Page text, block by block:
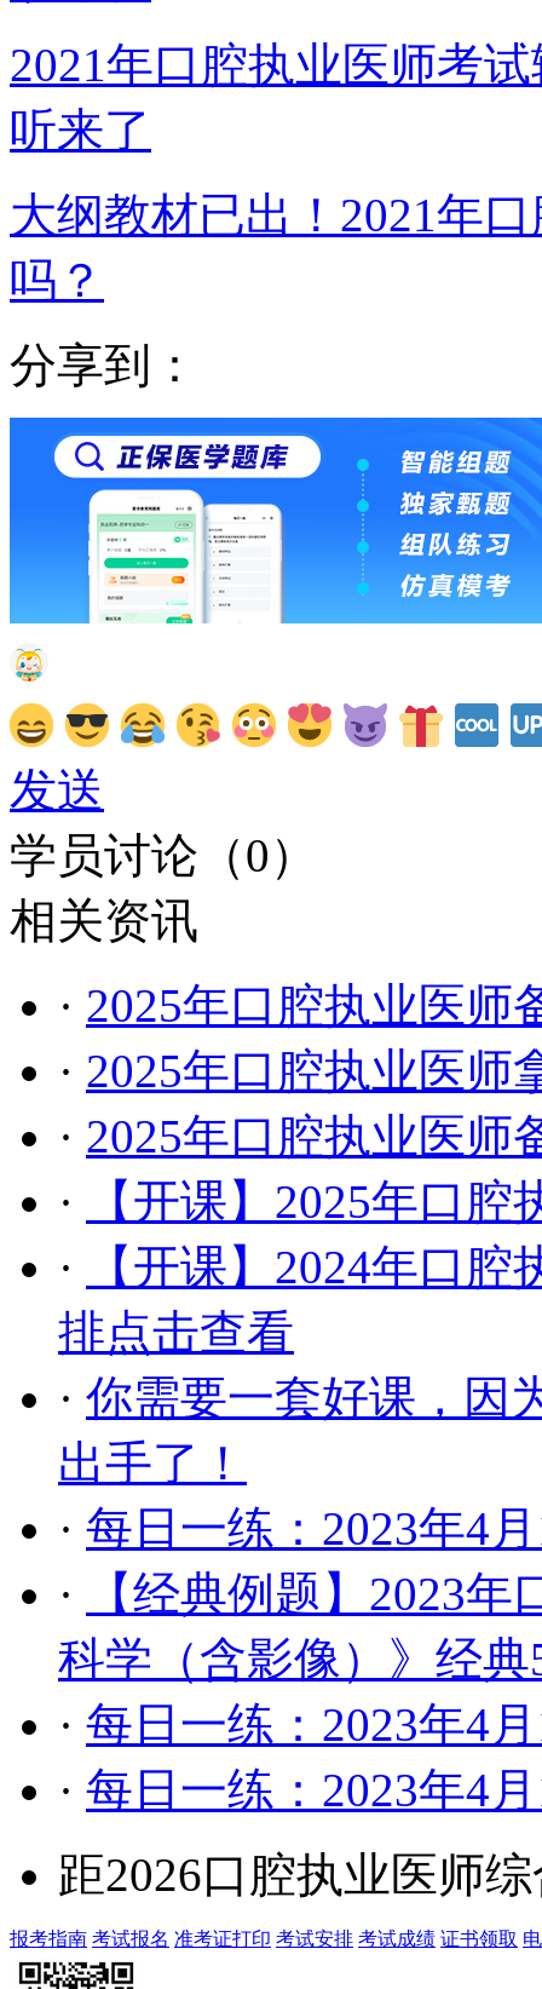
2021年口腔执业医师考
听来了
大纲教材已出！2021年
吗？
分享到：
发送
学员讨论（0）
相关资讯
· 2025年口腔执业医师
· 2025年口腔执业医师
· 2025年口腔执业医师
·
【开课】2025年口
·
【开课】2024年口
排点击查看
· 你需要一套好课，因
出手了！
· 每日一练：2023年4
·
【经典例题】2023
科学（含影像）》经典
· 每日一练：2023年4
· 每日一练：2023年4
距2026口腔执业医师
报考指南 考试报名 准考证打印 考试安排 考试成绩 证书领取